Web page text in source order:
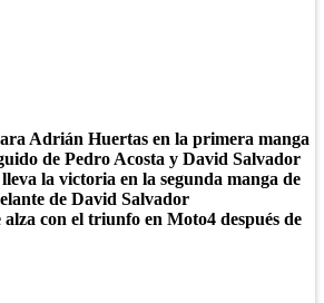
Adrián Huertas en la primera manga
de Pedro Acosta y David Salvador
la victoria en la segunda manga de
de David Salvador
con el triunfo en Moto4 después de